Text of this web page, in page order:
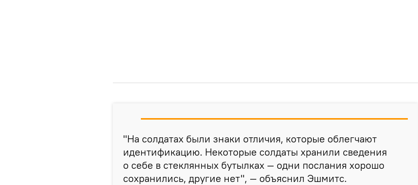
"На солдатах были знаки отличия, которые облегчают
идентификацию. Некоторые солдаты хранили сведения
о себе в стеклянных бутылках — одни послания хорошо
сохранились, другие нет", — объяснил Эшмитс.